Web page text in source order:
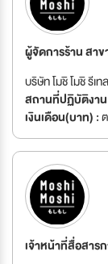
ผู้จัดการร้าน สา
บริษัท โมชิ โมชิ รีเ
สถานที่ปฏิบัติงา
เงินเดือน(บาท) :
เจ้าหน้าที่สื่อสาร